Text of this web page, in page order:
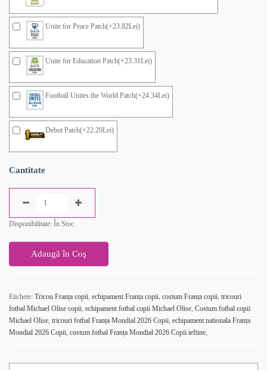
Unite for Peace Patch(+23.82Lei)
Unite for Education Patch(+23.31Lei)
Football Unites the World Patch(+24.34Lei)
Debut Patch(+22.29Lei)
Cantitate
Disponibilitate: În Stoc
Adaugă în Coş
Etichete: Tricou Franța copii, echipament Franța copii, costum Franța copii, tricouri
fotbal Michael Olise copii, echipament fotbal copii Michael Olise, Costum fotbal copii
Michael Olise, tricouri fotbal Franța Mondial 2026 Copii, echipament nationala Franța
Mondial 2026 Copii, costum fotbal Franța Mondial 2026 Copii ieftine,